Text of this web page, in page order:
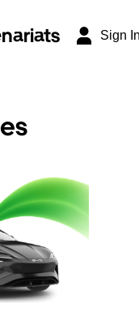
Sign In